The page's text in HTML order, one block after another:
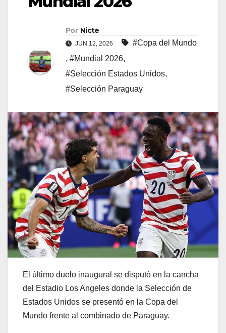
Por Nicte
JUN 12, 2026
#Copa del Mundo
, #Mundial 2026,
#Selección Estados Unidos,
#Selección Paraguay
El último duelo inaugural se disputó en la cancha
del Estadio Los Angeles donde la Selección de
Estados Unidos se presentó en la Copa del
Mundo frente al combinado de Paraguay.